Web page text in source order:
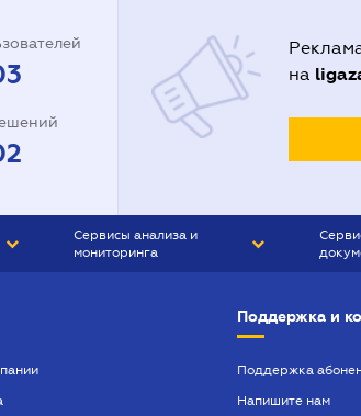
на
Сервисы анализа и
мониторинга
Поддержка и
Поддержка
Напишите нам